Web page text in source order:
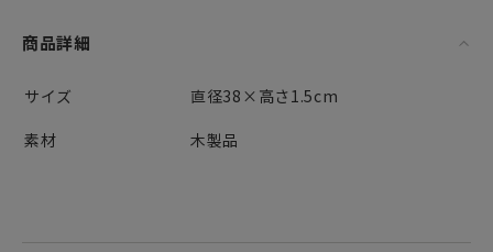
商品詳細
サイズ
直径38×高さ1.5cm
素材
木製品